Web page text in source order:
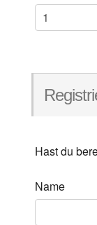
Hast du
Name